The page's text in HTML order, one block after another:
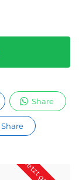
Share
Share